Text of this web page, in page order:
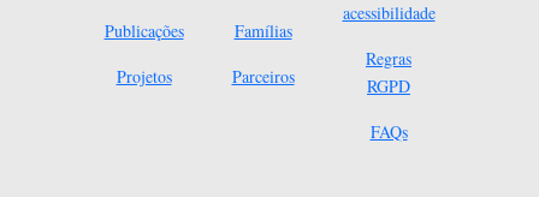
Publicações
Projetos
Famílias
Parceiros
acessibilidade
Regras
RGPD
FAQs